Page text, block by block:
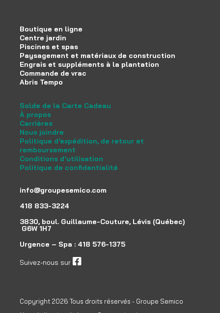
Boutique en ligne
Centre jardin
Piscines et spas
Paysagement et matériaux de construction
Engrais et suppléments à la plantation
Commande de vrac
Abris Tempo
Solde de la Carte Cadeau
À propos
Carrières
Nous joindre
Politique d’expédition, de retour et
remboursement
Conditions d’utilisation
Politique de confidentialité
info@groupesemico.com
418 833-3224
3830, boul. Guillaume-Couture, Lévis (Québec)
G6W 1H7
Urgence – Spa : 418 576-1375
Suivez-nous sur
Copyright 2026 Tous droits réservés - Groupe Semico